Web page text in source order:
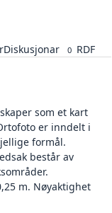
Diskusjonar 0 RDF
som et kart
er inndelt i
formål.
består av
m. Nøyaktighet